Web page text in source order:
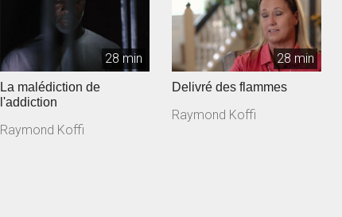
28 min
La malédiction de
l'addiction
Raymond Koffi
28 min
Delivré des flammes
Raymond Koffi